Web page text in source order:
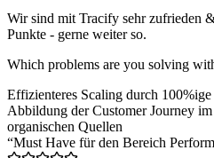
Wir sind mit Tracify sehr zufrieden
Punkte - gerne weiter so.
Which problems are you solving
Effizienteres Scaling durch
Abbildung der Customer Journey
organischen Quellen
“Must Have für den Bereich